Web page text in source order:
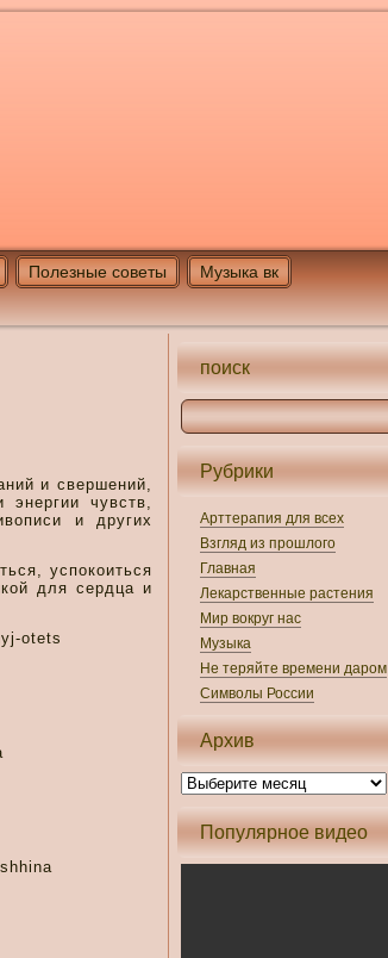
Полезные советы
Музыка вк
и свершений,
чувств,
и других
успокоиться
для сердца и
otets
поиск
Рубрики
Арттерапия для всех
Взгляд из прошлого
Главная
Лекарственные растения
Мир вокруг нас
Музыка
Не теряйте времени даром
Символы России
Архив
Популярное видео